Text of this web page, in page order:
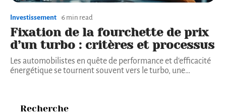
Investissement 6 min read
Fixation de la fourchette de prix
d’un turbo : critères et processus
Les automobilistes en quête de performance et d'efficacité
énergétique se tournent souvent vers le turbo, une…
Recherche